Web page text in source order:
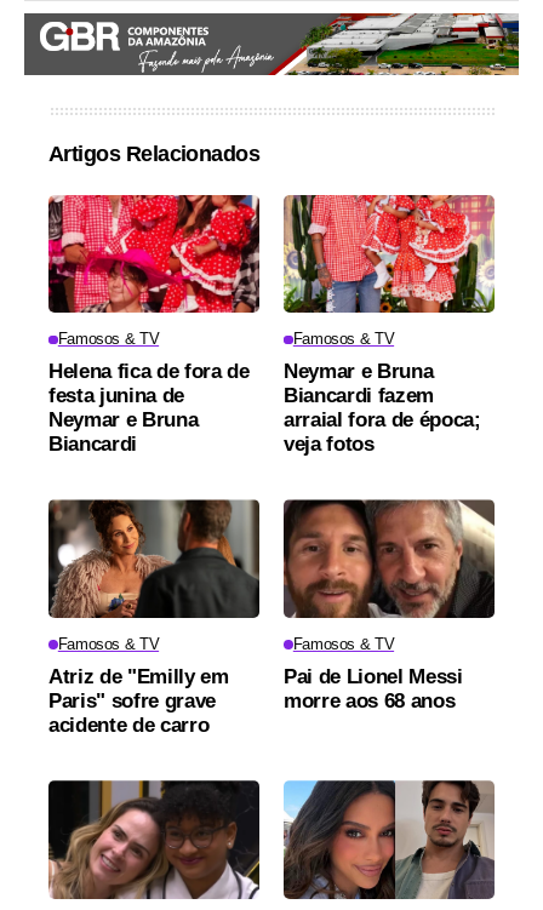
Artigos Relacionados
Famosos & TV
Helena fica de fora de
festa junina de
Neymar e Bruna
Biancardi
Famosos & TV
Neymar e Bruna
Biancardi fazem
arraial fora de época;
veja fotos
Famosos & TV
Atriz de "Emilly em
Paris" sofre grave
acidente de carro
Famosos & TV
Pai de Lionel Messi
morre aos 68 anos